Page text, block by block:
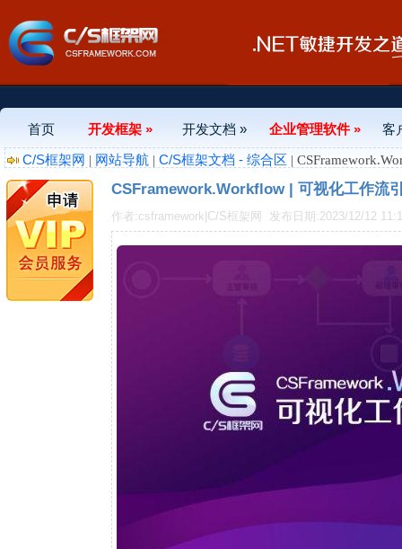
首页 开发框架 » 开发文档 » 企业管理软件 »
客
C/S框架网 | 网站导航 | C/S框架文档 - 综合区 |
CSFramework.Workflow | 可视化工作流
作者:csframework|C/S框架网 发布日期:2023/12/12